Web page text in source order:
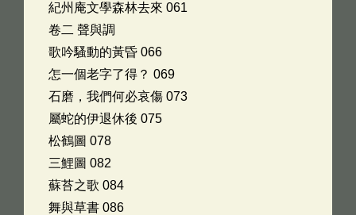
紀州庵文學森林去來 061
卷二 聲與調
歌吟騷動的黃昏 066
怎一個老字了得？ 069
石磨，我們何必哀傷 073
屬蛇的伊退休後 075
松鶴圖 078
三鯉圖 082
蘇苔之歌 084
舞與草書 086